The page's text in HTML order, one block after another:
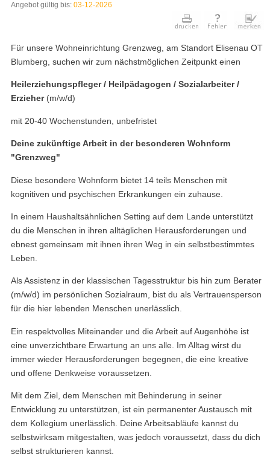
Angebot gültig bis: 03-12-2026
Für unsere Wohneinrichtung Grenzweg, am Standort Elisenau OT
Blumberg, suchen wir zum nächstmöglichen Zeitpunkt einen
Heilerziehungspfleger / Heilpädagogen / Sozialarbeiter /
Erzieher(m/w/d)
mit 20-40 Wochenstunden, unbefristet
Deine zukünftige Arbeit in der besonderen Wohnform
"Grenzweg"
Diese besondere Wohnform bietet 14 teils Menschen mit
kognitiven und psychischen Erkrankungen ein zuhause.
In einem Haushaltsähnlichen Setting auf dem Lande unterstützt
du die Menschen in ihren alltäglichen Herausforderungen und
ebnest gemeinsam mit ihnen ihren Weg in ein selbstbestimmtes
Leben.
Als Assistenz in der klassischen Tagesstruktur bis hin zum Berater
(m/w/d) im persönlichen Sozialraum, bist du als Vertrauensperson
für die hier lebenden Menschen unerlässlich.
Ein respektvolles Miteinander und die Arbeit auf Augenhöhe ist
eine unverzichtbare Erwartung an uns alle. Im Alltag wirst du
immer wieder Herausforderungen begegnen, die eine kreative
und offene Denkweise voraussetzen.
Mit dem Ziel, dem Menschen mit Behinderung in seiner
Entwicklung zu unterstützen, ist ein permanenter Austausch mit
dem Kollegium unerlässlich. Deine Arbeitsabläufe kannst du
selbstwirksam mitgestalten, was jedoch voraussetzt, dass du dich
selbst strukturieren kannst.